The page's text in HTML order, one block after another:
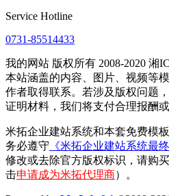
Service Hotline
0731-85514433
我的网站 版权所有 2008-2020 湘
本站涵盖的内容、图片、视频等
作者取得联系。若涉及版权问题
证明材料，我们将支付合理报酬
米拓企业建站系统和本套免费模
务必遵守 《米拓企业建站系统最
修改或去除官方版权标识，请购
击申请成为米拓代理商）。